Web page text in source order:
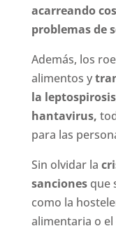
acarreando
problemas de
Además, los
alimentos y
la
hantavirus,
para las
Sin olvidar la
sancionesque
como la
alimentaria o